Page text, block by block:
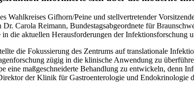
Wahlkreises Gifhorn/Peine und stellvertretender
Carola Reimann, Bundestagsabgeordnete für
die aktuellen Herausforderungen der Infektionsforschung
die Fokussierung des Zentrums auf translationale
zügig in die klinische Anwendung zu
eine maßgeschneiderte Behandlung zu entwickeln, denn
der Klinik für Gastroenterologie und Endokrinologie